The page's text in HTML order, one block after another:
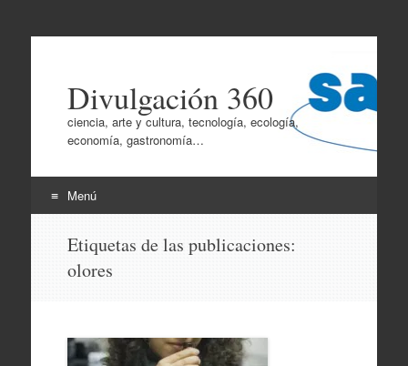
Divulgación 360
ciencia, arte y cultura, tecnología, ecología,
economía, gastronomía…
Menú
contenido
Etiquetas de las publicaciones:
olores